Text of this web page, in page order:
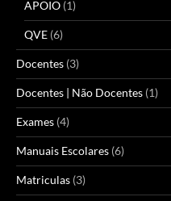
APOIO (1)
QVE (6)
Docentes (3)
Docentes | Não Docentes (1)
Exames (4)
Manuais Escolares (6)
Matriculas (3)